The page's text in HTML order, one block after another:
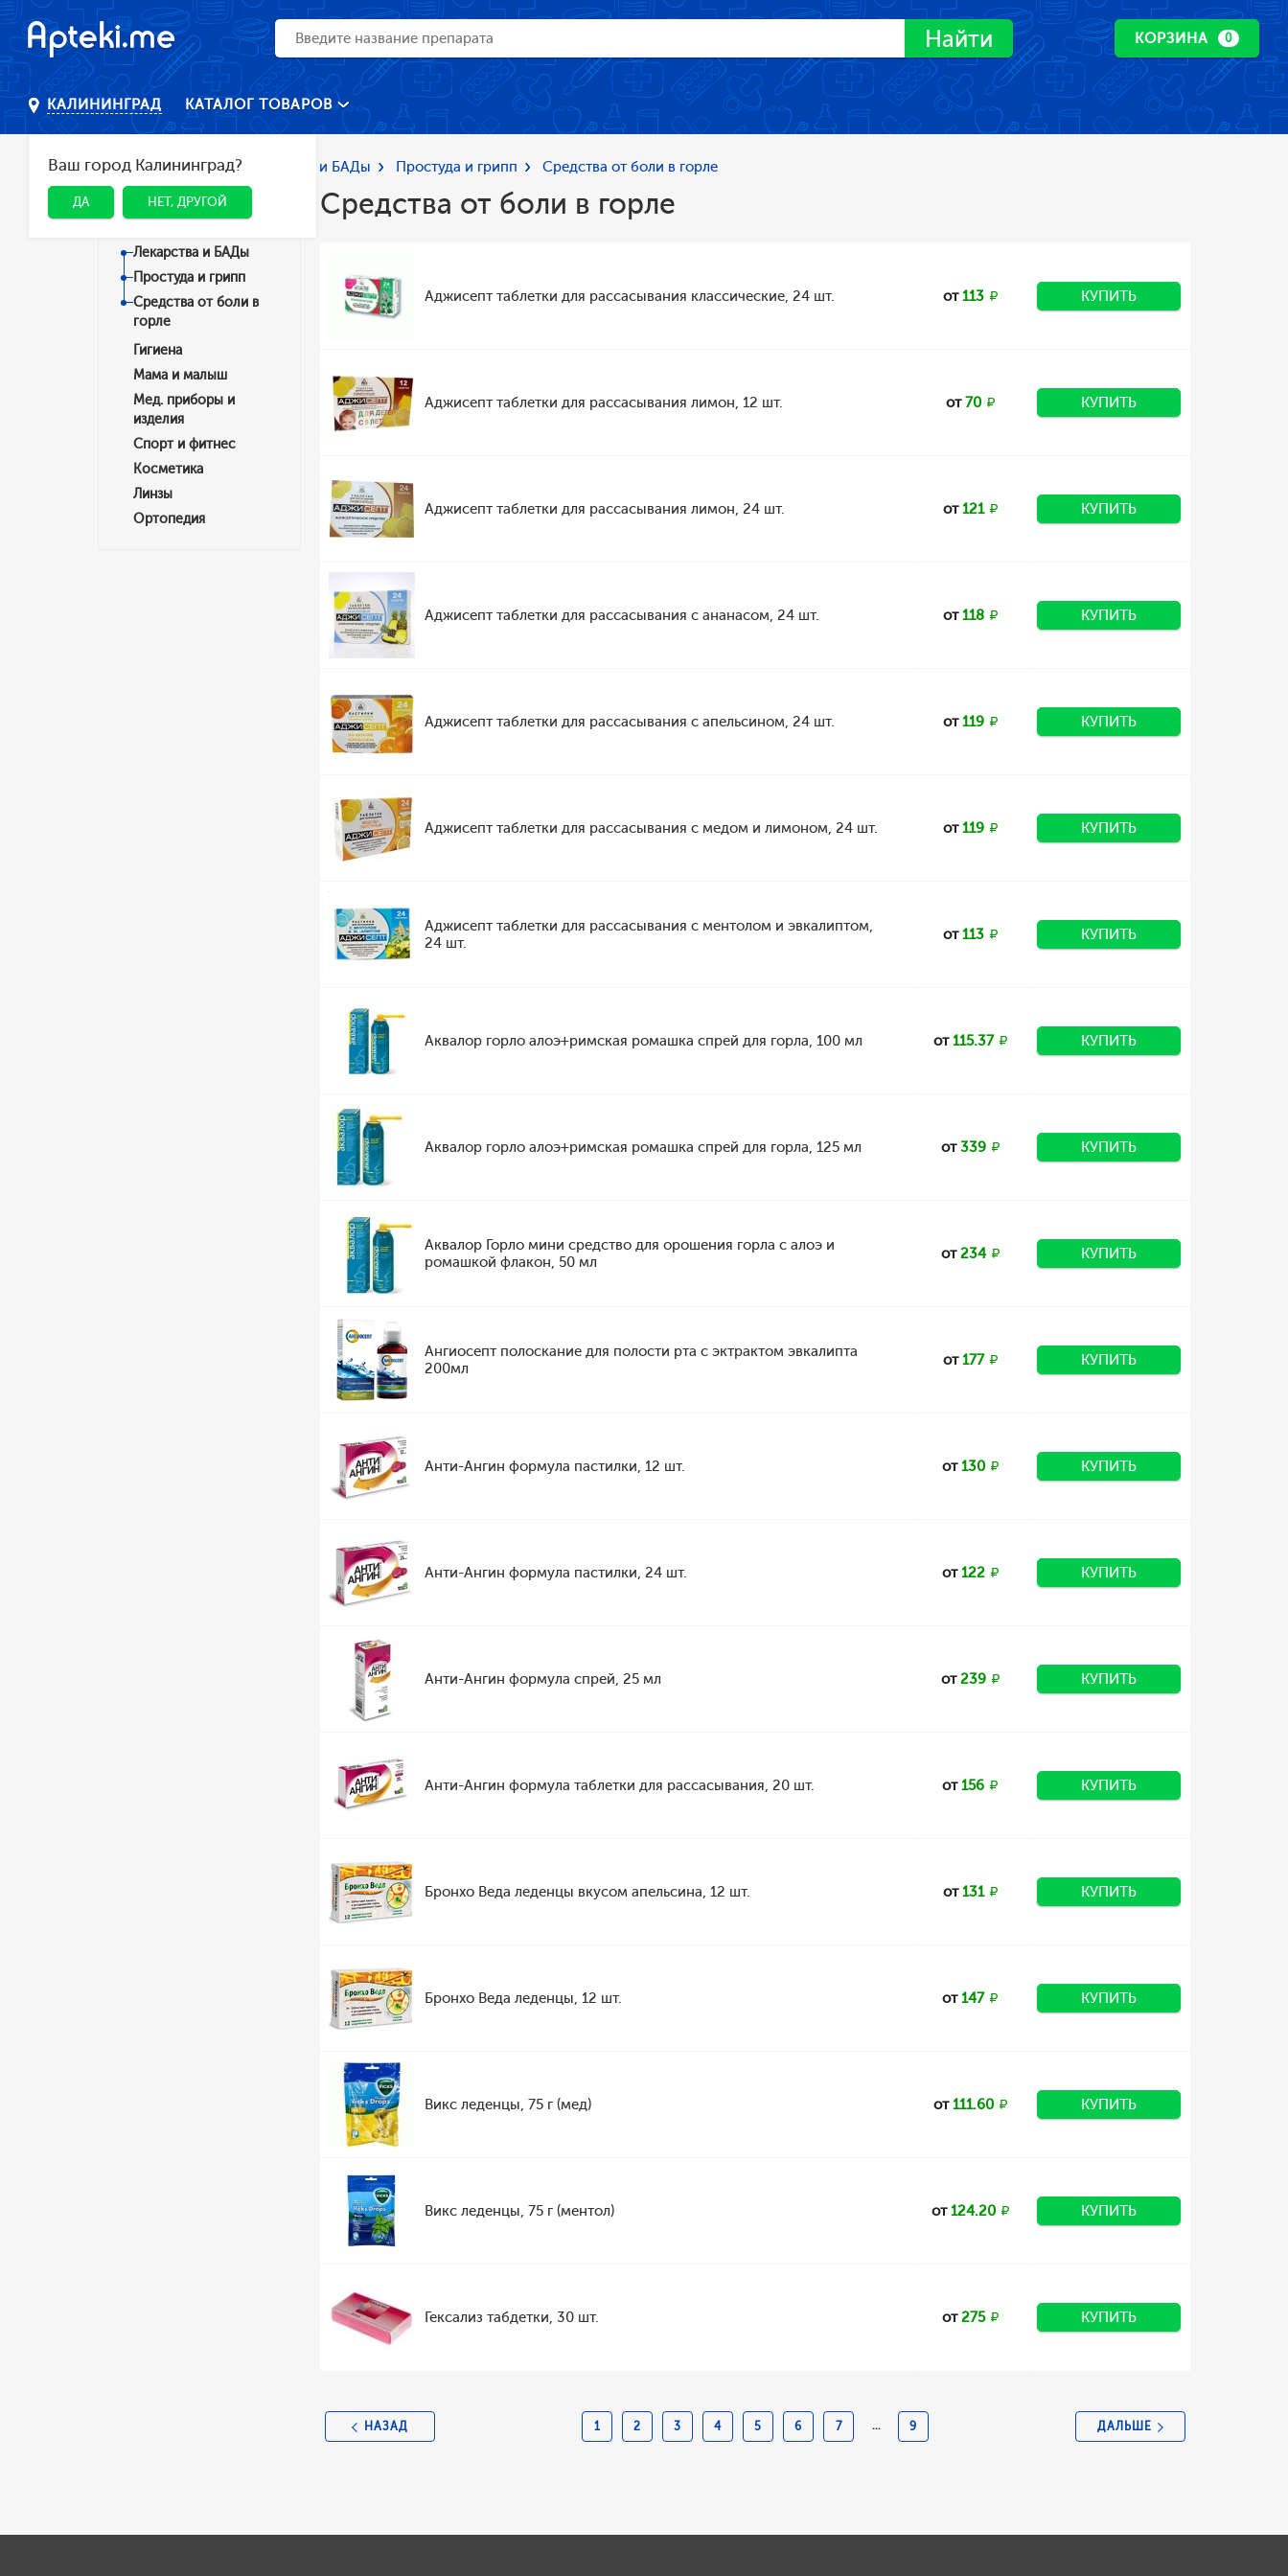
Найти КОРЗИНА 0
КАЛИНИНГРАД
Ваш город Калининград?
ДА НЕТ, ДРУГОЙ
КАТАЛОГ ТОВАРОВ
Главная Каталог Лекарства и БАДы Простуда и грипп Средства от боли в горле
Категории
Лекарства и БАДы
Простуда и грипп
Средства от боли в
горле
Гигиена
Мама и малыш
Мед. приборы и
изделия
Спорт и фитнес
Косметика
Линзы
Ортопедия
Средства от боли в горле
Аджисепт таблетки для рассасывания классические, 24 шт. от113 КУПИТЬ
Аджисепт таблетки для рассасывания лимон, 12 шт. от70 КУПИТЬ
Аджисепт таблетки для рассасывания лимон, 24 шт. от121 КУПИТЬ
Аджисепт таблетки для рассасывания с ананасом, 24 шт. от118 КУПИТЬ
Аджисепт таблетки для рассасывания с апельсином, 24 шт. от119 КУПИТЬ
Аджисепт таблетки для рассасывания с медом и лимоном, 24 шт. от119 КУПИТЬ
Аджисепт таблетки для рассасывания с ментолом и эвкалиптом,
24 шт.
от113 КУПИТЬ
Аквалор горло алоэ+римская ромашка спрей для горла, 100 мл от115.37 КУПИТЬ
Аквалор горло алоэ+римская ромашка спрей для горла, 125 мл от339 КУПИТЬ
Аквалор Горло мини средство для орошения горла с алоэ и
ромашкой флакон, 50 мл
от234 КУПИТЬ
Ангиосепт полоскание для полости рта с эктрактом эвкалипта
200мл
от177 КУПИТЬ
Анти-Ангин формула пастилки, 12 шт. от130 КУПИТЬ
Анти-Ангин формула пастилки, 24 шт. от122 КУПИТЬ
Анти-Ангин формула спрей, 25 мл от239 КУПИТЬ
Анти-Ангин формула таблетки для рассасывания, 20 шт. от156 КУПИТЬ
Бронхо Веда леденцы вкусом апельсина, 12 шт. от131 КУПИТЬ
Бронхо Веда леденцы, 12 шт. от147 КУПИТЬ
Викс леденцы, 75 г (мед) от111.60 КУПИТЬ
Викс леденцы, 75 г (ментол) от124.20 КУПИТЬ
Гексализ табдетки, 30 шт. от275 КУПИТЬ
НАЗАД 1 2 3 4 5 6 7 ... 9 ДАЛЬШЕ